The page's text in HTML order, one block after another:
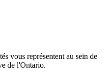
vous représentent au sein de
de l'Ontario.